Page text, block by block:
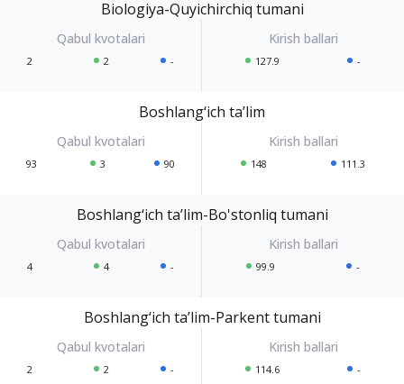
Biologiya-Quyichirchiq tumani
2 2 - 127.9 -
Boshlang‘ich ta’lim
93 3 90 148 111.3
Boshlang‘ich ta’lim-Bo'stonliq tumani
4 4 - 99.9 -
Boshlang‘ich ta’lim-Parkent tumani
2 2 - 114.6 -